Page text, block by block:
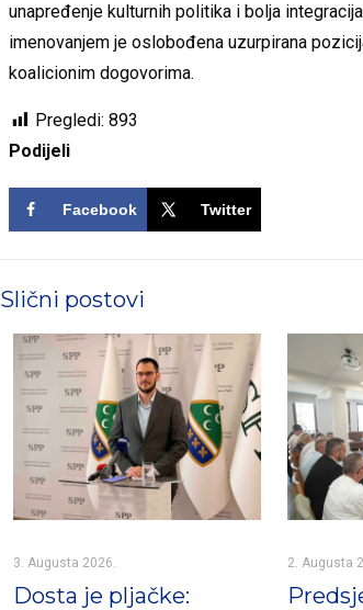
unapređenje kulturnih politika i bolja
imenovanjem je oslobođena uzurpirana
koalicionim dogovorima.
Pregledi: 893
Podijeli
Facebook Twitter
Slični postovi
3. Augusta 2026.
Dosta je pljačke:
2. Augusta